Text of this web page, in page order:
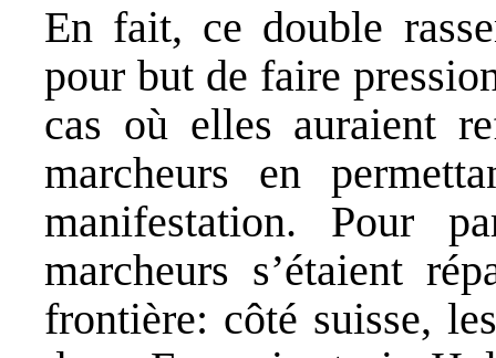
En fait, ce double
pour but de faire
cas où elles auraient
marcheurs en
manifestation. Pour
marcheurs s’étaient
frontière: côté suisse,